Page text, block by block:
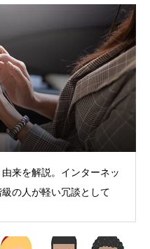
来を解説。インターネッ
の人が軽い冗談として